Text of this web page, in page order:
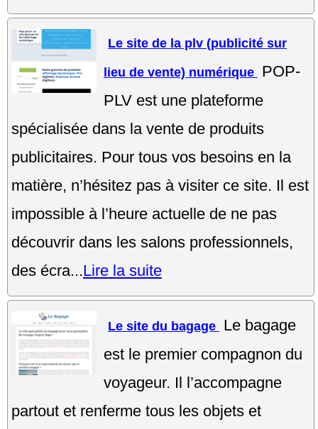
Le site de la plv (publicité sur
lieu de vente) numérique POP-
PLV est une plateforme
spécialisée dans la vente de produits
publicitaires. Pour tous vos besoins en la
matière, n’hésitez pas à visiter ce site. Il est
impossible à l’heure actuelle de ne pas
découvrir dans les salons professionnels,
des écra...Lire la suite
Le site du bagage Le bagage
est le premier compagnon du
voyageur. Il l’accompagne
partout et renferme tous les objets et